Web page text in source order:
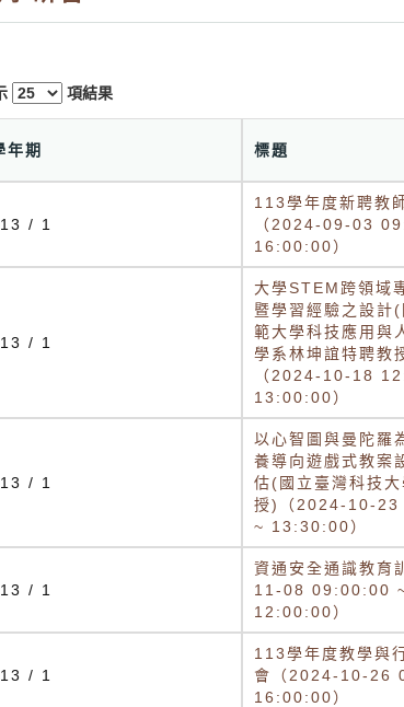
項結果
年期 標題
/ 1
113學年度新聘教
（2024-09-03
16:00:00）
/ 1
大學STEM跨領域
暨學習經驗之設計
範大學科技應用與
學系林坤誼特聘教
（2024-10-18
13:00:00）
/ 1
以心智圖與曼陀羅
養導向遊戲式教案
估(國立臺灣科技
授)（2024-10-
~ 13:30:00）
/ 1
資通安全通識教育
11-08 09:00:00
12:00:00）
/ 1
113學年度教學與
會（2024-10-26
16:00:00）